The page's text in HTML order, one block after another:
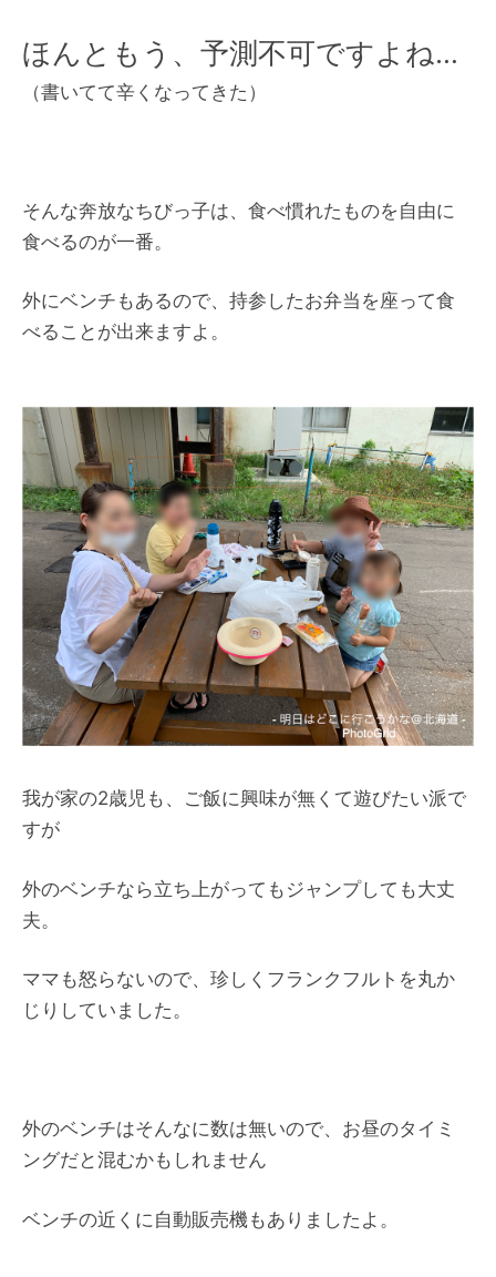
ほんともう、予測不可ですよね…
（書いてて辛くなってきた）
そんな奔放なちびっ子は、食べ慣れたものを自由に
食べるのが一番。
外にベンチもあるので、持参したお弁当を座って食
べることが出来ますよ。
我が家の2歳児も、ご飯に興味が無くて遊びたい派で
すが
外のベンチなら立ち上がってもジャンプしても大丈
夫。
ママも怒らないので、珍しくフランクフルトを丸か
じりしていました。
外のベンチはそんなに数は無いので、お昼のタイミ
ングだと混むかもしれません
ベンチの近くに自動販売機もありましたよ。